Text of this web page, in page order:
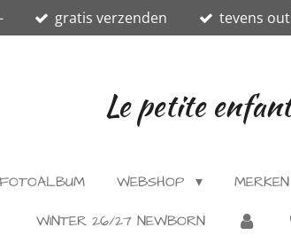
gratis verzenden tevens
Le petite enfant
FOTOALBUM WEBSHOP MERKEN
WINTER 26/27 NEWBORN